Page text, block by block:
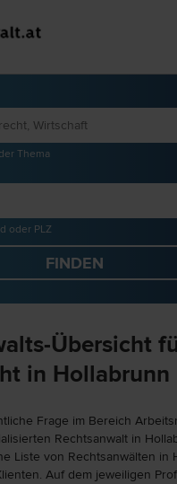
Thema
oder PLZ
Übersicht
in Hollabrunn
Frage im Bereich
Rechtsanwalt in
Liste von Rechtsanwälten in
Auf dem jeweiligen